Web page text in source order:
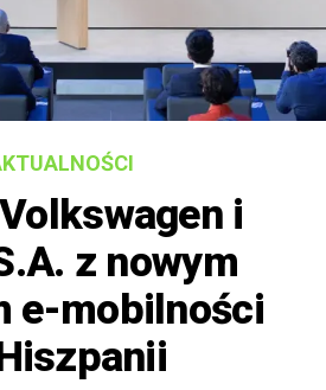
i
z nowym
e-mobilności